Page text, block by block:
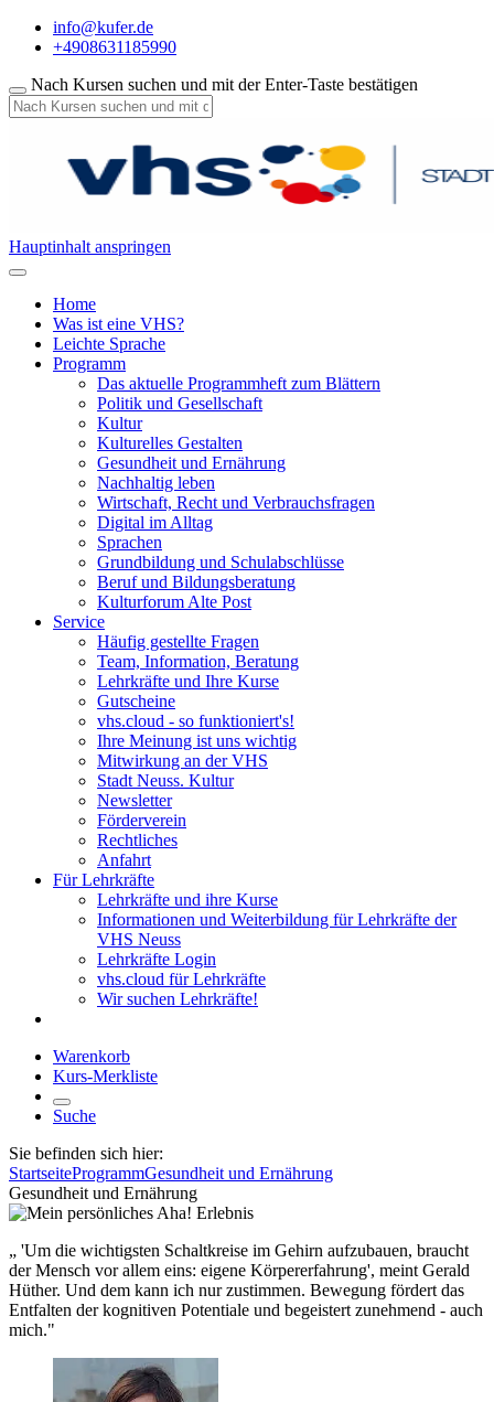
info@kufer.de
+4908631185990
Nach Kursen suchen und mit der Enter-Taste bestätigen
Hauptinhalt anspringen
Home
Was ist eine VHS?
Leichte Sprache
Programm
Das aktuelle Programmheft zum Blättern
Politik und Gesellschaft
Kultur
Kulturelles Gestalten
Gesundheit und Ernährung
Nachhaltig leben
Wirtschaft, Recht und Verbrauchsfragen
Digital im Alltag
Sprachen
Grundbildung und Schulabschlüsse
Beruf und Bildungsberatung
Kulturforum Alte Post
Service
Häufig gestellte Fragen
Team, Information, Beratung
Lehrkräfte und Ihre Kurse
Gutscheine
vhs.cloud - so funktioniert's!
Ihre Meinung ist uns wichtig
Mitwirkung an der VHS
Stadt Neuss. Kultur
Newsletter
Förderverein
Rechtliches
Anfahrt
Für Lehrkräfte
Lehrkräfte und ihre Kurse
Informationen und Weiterbildung für Lehrkräfte der
VHS Neuss
Lehrkräfte Login
vhs.cloud für Lehrkräfte
Wir suchen Lehrkräfte!
Warenkorb
Kurs-Merkliste
Suche
Sie befinden sich hier:
StartseiteProgrammGesundheit und Ernährung
Gesundheit und Ernährung
„ 'Um die wichtigsten Schaltkreise im Gehirn aufzubauen, braucht
der Mensch vor allem eins: eigene Körpererfahrung', meint Gerald
Hüther. Und dem kann ich nur zustimmen. Bewegung fördert das
Entfalten der kognitiven Potentiale und begeistert zunehmend - auch
mich."